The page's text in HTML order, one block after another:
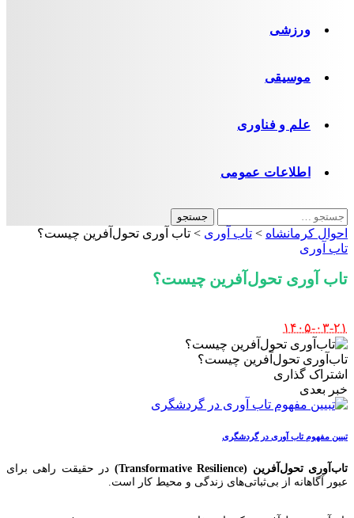
ورزشی
موسیقی
علم و فناوری
اطلاعات عمومی
جستجو
برای:
احوال کرمانشاه > تاب آوری > تاب‌ آوری تحول‌آفرین چیست؟
تاب آوری
تاب‌ آوری تحول‌آفرین چیست؟
by
۱۴۰۵-۰۳-۲۱
تاب‌آوری تحول‌آفرین چیست؟
اشتراک گذاری
خبر بعدی
تبیین مفهوم تاب آوری در گردشگری
تاب‌آوری تحول‌آفرین (Transformative Resilience)
در حقیقت راهی برای
عبور آگاهانه از بی‌ثباتی‌های زندگی و محیط کار است.